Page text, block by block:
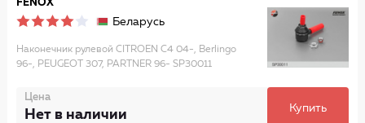
FENOX
Беларусь
Наконечник рулевой CITROEN C4 04-, Berlingo
96-, PEUGEOT 307, PARTNER 96- SP30011
Цена
Нет в наличии Купить